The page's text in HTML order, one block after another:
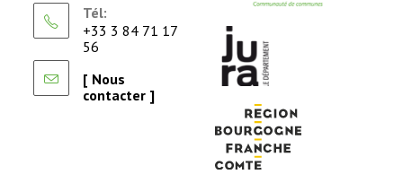
Tél:
+33 3 84 71 17
56
[ Nous
contacter ]